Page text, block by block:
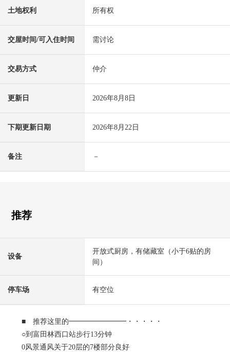
土地权利 所有权
交屋时间/可入住时间 需讨论
交易方式 仲介
更新日 2026年8月8日
下期更新日期 2026年8月22日
备注 －
推荐
设备
开放式厨房，有储藏室（小于6贴的房
间）
停车场 有空位
■ 推荐这里的━━━━━━━━・・・・・
○到富田林西口站步行13分钟
0风景通风关于20层的7楼部分良好